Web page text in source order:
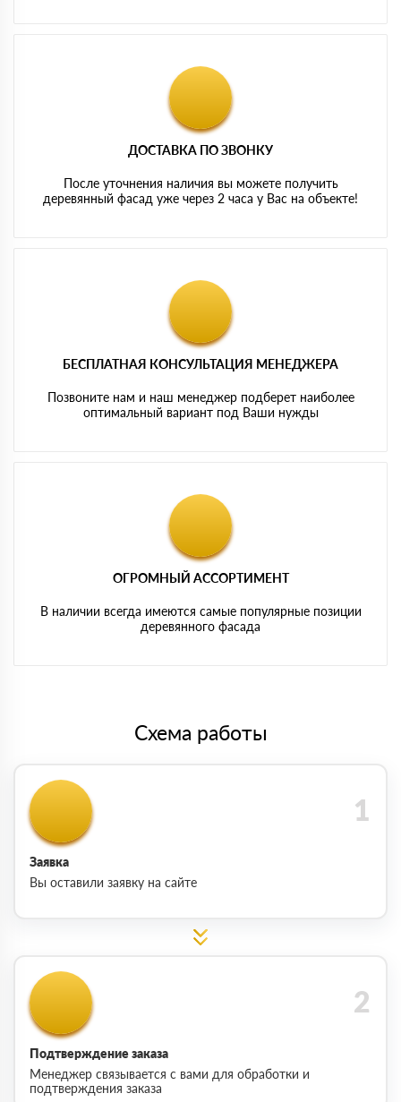
ДОСТАВКА ПО ЗВОНКУ
После уточнения наличия вы можете получить
деревянный фасад уже через 2 часа у Вас на объекте!
БЕСПЛАТНАЯ КОНСУЛЬТАЦИЯ МЕНЕДЖЕРА
Позвоните нам и наш менеджер подберет наиболее
оптимальный вариант под Ваши нужды
ОГРОМНЫЙ АССОРТИМЕНТ
В наличии всегда имеются самые популярные позиции
деревянного фасада
Схема работы
Заявка
Вы оставили заявку на сайте
Подтверждение заказа
Менеджер связывается с вами для обработки и
подтверждения заказа